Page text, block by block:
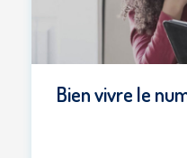
Bien vivre le